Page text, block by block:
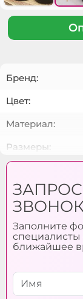
Бренд:
Цвет:
Материал:
Размеры:
В комплекте:
Заполните
специалисты
ближайшее